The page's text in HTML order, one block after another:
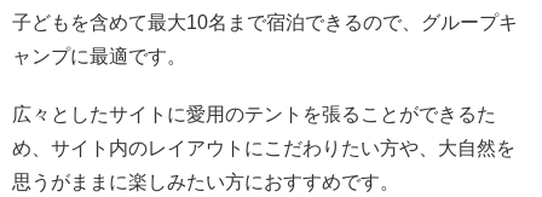
子どもを含めて最大10名まで宿泊できるので、グループキ
ャンプに最適です。
広々としたサイトに愛用のテントを張ることができるた
め、サイト内のレイアウトにこだわりたい方や、大自然を
思うがままに楽しみたい方におすすめです。